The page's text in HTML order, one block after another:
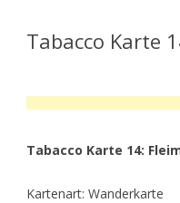
Tabacco Karte
Tabacco Karte 14:
Kartenart: Wanderkarte